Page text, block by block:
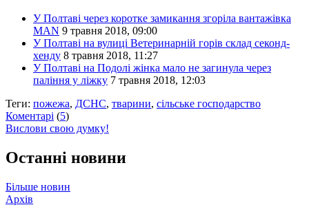
У Полтаві через коротке замикання згоріла вантажівка
MAN 9 травня 2018, 09:00
У Полтаві на вулиці Ветеринарній горів склад секонд-
хенду 8 травня 2018, 11:27
У Полтаві на Подолі жінка мало не загинула через
паління у ліжку 7 травня 2018, 12:03
Теги: пожежа, ДСНС, тварини, сільське господарство
Коментарі (5)
Вислови свою думку!
Останні новини
Більше новин
Архів